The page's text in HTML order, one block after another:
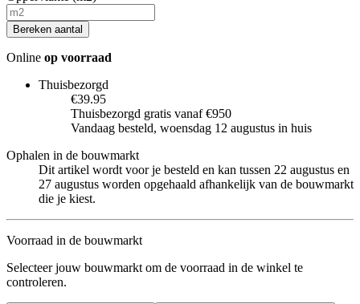
Bereken aantal
Online op voorraad
Thuisbezorgd
€39.95
Thuisbezorgd gratis vanaf €950
Vandaag besteld, woensdag 12 augustus in huis
Ophalen in de bouwmarkt
Dit artikel wordt voor je besteld en kan tussen 22 augustus en
27 augustus worden opgehaald afhankelijk van de bouwmarkt
die je kiest.
Voorraad in de bouwmarkt
Selecteer jouw bouwmarkt om de voorraad in de winkel te
controleren.